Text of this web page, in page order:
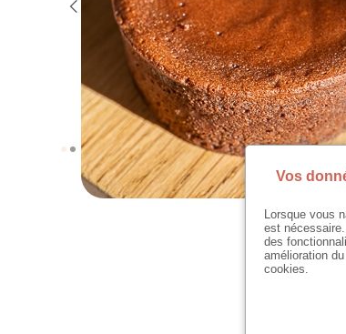
Vos
Lorsque vous
est
des
amélioration
cookies.